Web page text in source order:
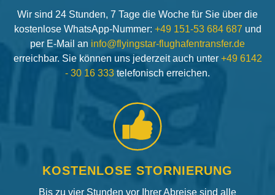
Wir sind 24 Stunden, 7 Tage die Woche für Sie über die
kostenlose WhatsApp-Nummer: +49 151-53 684 687 und
per E-Mail an info@flyingstar-flughafentransfer.de
erreichbar. Sie können uns jederzeit auch unter +49 6142
- 30 16 333 telefonisch erreichen.
KOSTENLOSE STORNIERUNG
Bis zu vier Stunden vor Ihrer Abreise sind alle